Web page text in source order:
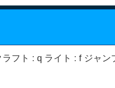
フト : q ライト : f ジャ